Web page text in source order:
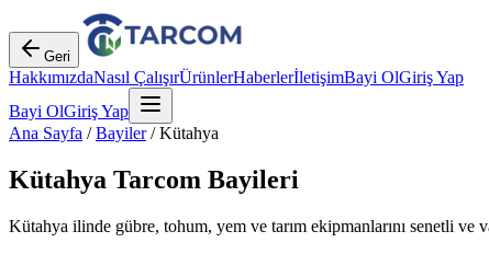
Geri
HakkımızdaNasıl ÇalışırÜrünlerHaberlerİletişimBayi OlGiriş Yap
Bayi OlGiriş Yap
Ana Sayfa /Bayiler/Kütahya
Kütahya Tarcom Bayileri
Kütahya ilinde gübre, tohum, yem ve tarım ekipmanlarını senetli